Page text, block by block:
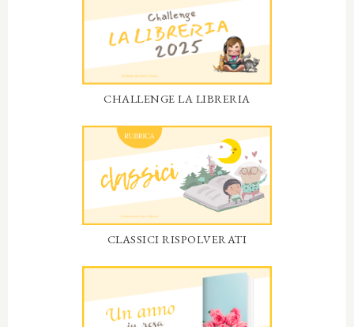
CHALLENGE LA LIBRERIA
CLASSICI RISPOLVERATI